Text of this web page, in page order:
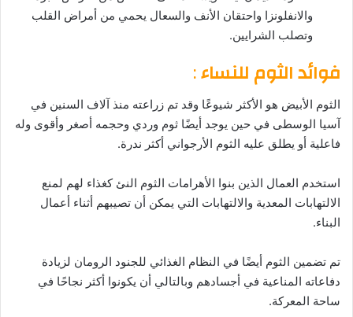
والانفلونزا واحتقان الأنف والسعال يحمي من أمراض القلب
وتصلب الشرايين.
فوائد الثوم للنساء:
الثوم الأبيض هو الأكثر شيوعًا وقد تم زراعته منذ آلاف السنين في
آسيا الوسطى في حين يوجد أيضًا ثوم وردي وحجمه أصغر وأقوى وله
فاعلية أو يطلق عليه الثوم الأرجواني أكثر ندرة.
استخدم العمال الذين بنوا الأهرامات الثوم النئ كغذاء لهم لمنع
الالتهابات المعدية والالتهابات التي يمكن أن تصيبهم أثناء أعمال
البناء.
تم تضمين الثوم أيضًا في النظام الغذائي للجنود الرومان لزيادة
دفاعاته المناعية في أجسادهم وبالتالي أن يكونوا أكثر نجاحًا في
ساحة المعركة.